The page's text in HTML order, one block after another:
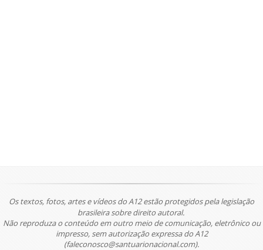
Os textos, fotos, artes e vídeos do A12 estão protegidos pela legislação
brasileira sobre direito autoral.
Não reproduza o conteúdo em outro meio de comunicação, eletrônico ou
impresso, sem autorização expressa do A12
(faleconosco@santuarionacional.com).